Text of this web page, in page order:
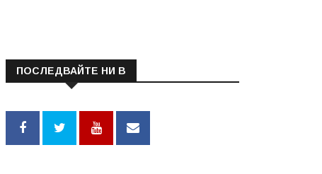
ПОСЛЕДВАЙТЕ НИ В